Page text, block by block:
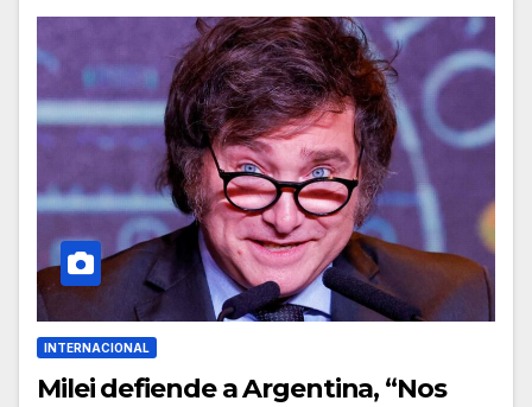
INTERNACIONAL
Milei defiende a Argentina, “Nos